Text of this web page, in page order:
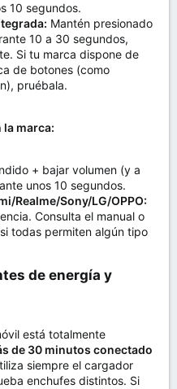
10 segundos.
Mantén presionado
10 a 30 segundos,
Si tu marca dispone de
de botones (como
pruébala.
marca:
+ bajar volumen (y a
unos 10 segundos.
Realme/Sony/LG/OPPO:
Consulta el manual o
todas permiten algún tipo
de energía y
está totalmente
de 30 minutos conectado
siempre el cargador
enchufes distintos. Si